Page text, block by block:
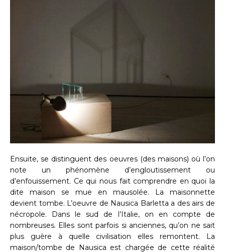
Ensuite, se distinguent des oeuvres (des maisons) où l’on
note un phénomène d’engloutissement ou
d’enfouissement. Ce qui nous fait comprendre en quoi la
dite maison se mue en mausolée. La maisonnette
devient tombe. L’oeuvre de Nausica Barletta a des airs de
nécropole. Dans le sud de l’Italie, on en compte de
nombreuses. Elles sont parfois si anciennes, qu’on ne sait
plus guère à quelle civilisation elles remontent. La
maison/tombe de Nausica est chargée de cette réalité